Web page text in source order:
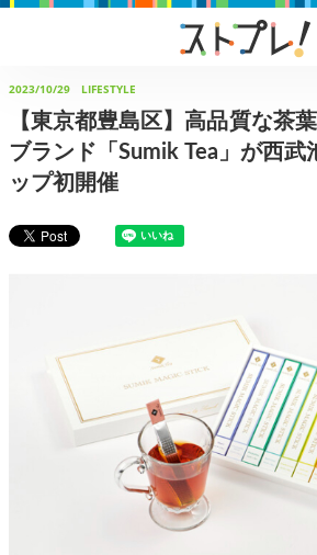
2023/10/29 LIFESTYLE
【東京都豊島区】高品質な茶
ブランド「Sumik Tea」が西武
ップ初開催